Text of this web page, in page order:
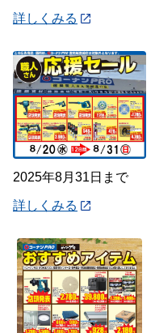
詳しくみる
2025年8月31日まで
詳しくみる